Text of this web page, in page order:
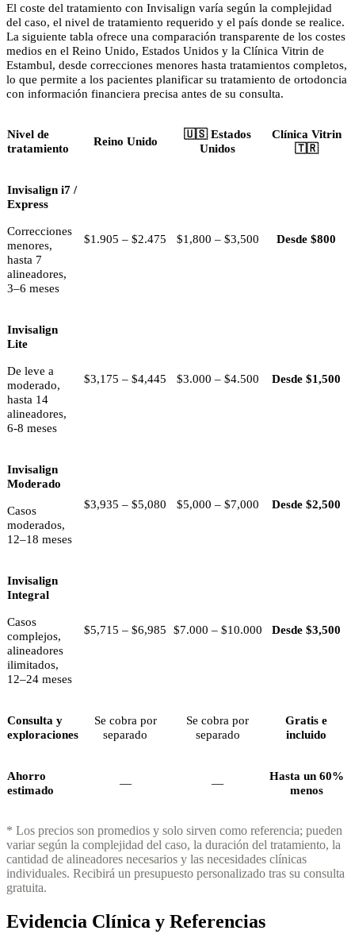
El coste del tratamiento con Invisalign varía según la complejidad
del caso, el nivel de tratamiento requerido y el país donde se realice.
La siguiente tabla ofrece una comparación transparente de los costes
medios en el Reino Unido, Estados Unidos y la Clínica Vitrin de
Estambul, desde correcciones menores hasta tratamientos completos,
lo que permite a los pacientes planificar su tratamiento de ortodoncia
con información financiera precisa antes de su consulta.
Nivel de
tratamiento
Reino Unido
🇺🇸 Estados
Unidos
Clínica Vitrin
🇹🇷
Invisalign i7 /
Express
Correcciones
menores,
hasta 7
alineadores,
3–6 meses
$1.905 – $2.475 $1,800 – $3,500 Desde $800
Invisalign
Lite
De leve a
moderado,
hasta 14
alineadores,
6-8 meses
$3,175 – $4,445 $3.000 – $4.500 Desde $1,500
Invisalign
Moderado
Casos
moderados,
12–18 meses
$3,935 – $5,080 $5,000 – $7,000 Desde $2,500
Invisalign
Integral
Casos
complejos,
alineadores
ilimitados,
12–24 meses
$5,715 – $6,985 $7.000 – $10.000 Desde $3,500
Consulta y
exploraciones
Se cobra por
separado
Se cobra por
separado
Gratis e
incluido
Ahorro
estimado
— —
Hasta un 60%
menos
* Los precios son promedios y solo sirven como referencia; pueden
variar según la complejidad del caso, la duración del tratamiento, la
cantidad de alineadores necesarios y las necesidades clínicas
individuales. Recibirá un presupuesto personalizado tras su consulta
gratuita.
Evidencia Clínica y Referencias